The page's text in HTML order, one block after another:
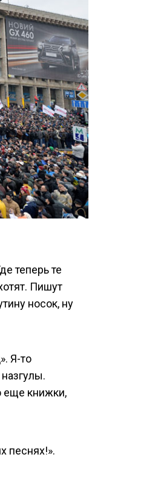
теперь те
Пишут
носок, ну
Я-то
еще книжки,
песнях!».